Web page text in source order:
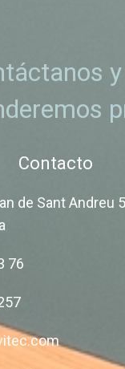
Contacto
de Sant Andreu
76